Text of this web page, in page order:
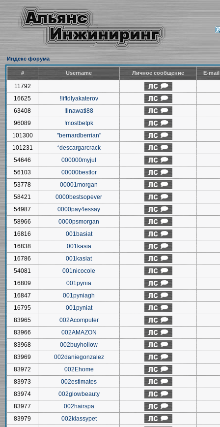
Индекс форума
# Username Личное сообщение E-
11792
16625
!liftdlyakaterov
63408
!linawati88
96089
!mostbetpk
101300
"bernardberrian"
101231
*descargarcrack
54646
000000myjul
56103
00000bestlor
53778
00001morgan
58421
0000bestsopever
54987
0000pay4essay
58966
0000psmorgan
16816
001basiat
16838
001kasia
16786
001kasiat
54081
001nicocole
16809
001pynia
16847
001pyniagh
16795
001pyniat
83965
002Acomputer
83966
002AMAZON
83968
002buyhollow
83969
002daniegonzalez
83972
002Ehome
83973
002estimates
83974
002glowbeauty
83977
002hairspa
83979
002klassypet